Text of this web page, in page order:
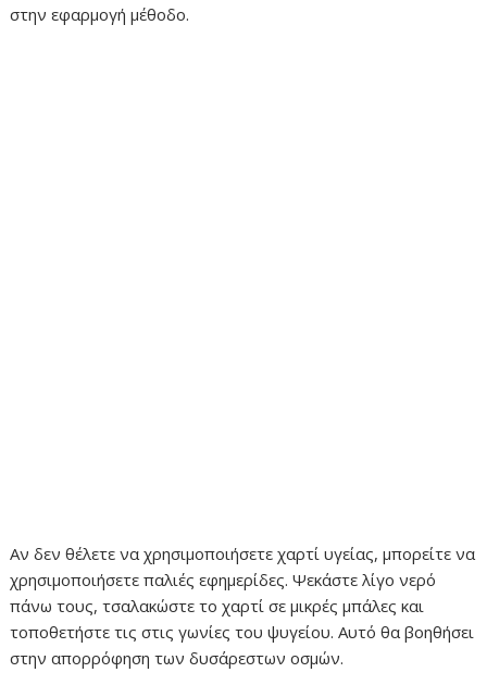
στην εφαρμογή μέθοδο.
Αν δεν θέλετε να χρησιμοποιήσετε χαρτί υγείας, μπορείτε να
χρησιμοποιήσετε παλιές εφημερίδες. Ψεκάστε λίγο νερό
πάνω τους, τσαλακώστε το χαρτί σε μικρές μπάλες και
τοποθετήστε τις στις γωνίες του ψυγείου. Αυτό θα βοηθήσει
στην απορρόφηση των δυσάρεστων οσμών.